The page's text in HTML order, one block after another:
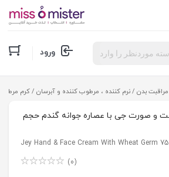
ورود
مراقبت بدن /نرم کننده ، مرطوب کننده و آبرسان / کرم مرطوب
و صورت جی با عصاره جوانه گندم حجم
Jey Hand & Face Cream With Wheat Germ
(0)